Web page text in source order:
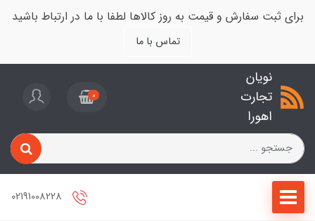
برای ثبت سفارش و قیمت به روز کالاها لطفا با ما در ارتباط باشید
تماس با ما
نویان
تجارت
اهورا
0